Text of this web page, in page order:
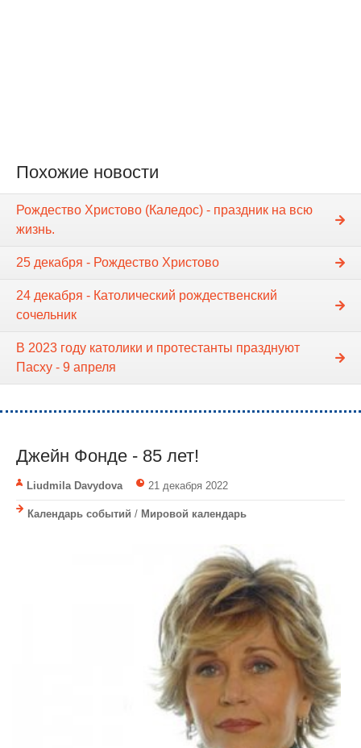
Похожие новости
Рождество Христово (Каледос) - праздник на всю
жизнь.
25 декабря - Рождество Христово
24 декабря - Католический рождественский
сочельник
В 2023 году католики и протестанты празднуют
Пасху - 9 апреля
Джейн Фонде - 85 лет!
Liudmila Davydova 21 декабря 2022
Календарь событий / Мировой календарь